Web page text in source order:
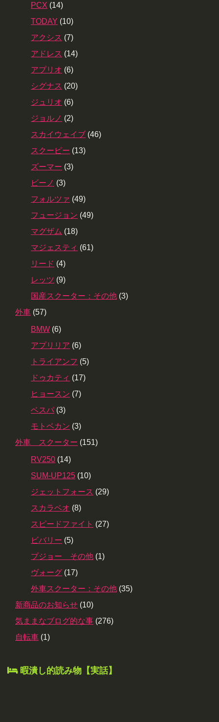
PCX (14)
TODAY (10)
アクシス (7)
アドレス (14)
アプリオ (6)
シグナス (20)
ジュリオ (6)
ジョルノ (2)
スカイウェイブ (46)
スクーピー (13)
ズーマー (3)
ビーノ (3)
フォルツァ (49)
フュージョン (49)
マグザム (18)
マジェスティ (61)
リード (4)
レッツ (9)
国産スクーター：その他 (3)
外車 (57)
BMW (6)
アプリリア (6)
トライアンフ (5)
ドゥカティ (17)
ヒョースン (7)
ベスパ (3)
モトベカン (3)
外車 スクーター (151)
RV250 (14)
SUM-UP125 (10)
ジェットフォース (29)
スカラベオ (8)
スピードファイト (27)
ビバリー (5)
プジョー その他 (1)
ヴォーグ (17)
外車スクーター：その他 (35)
新商品のお知らせ (10)
気ままなブログ的な事 (276)
自転車 (1)
暇潰し的読み物【実話】